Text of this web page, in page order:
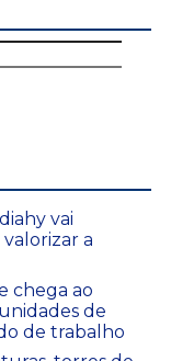
vai
a
chega ao
de
de trabalho